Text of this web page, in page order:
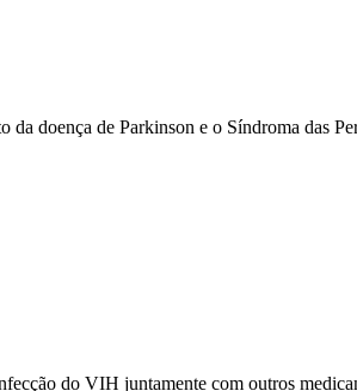
doença de Parkinson e o Síndroma das
do VIH juntamente com outros